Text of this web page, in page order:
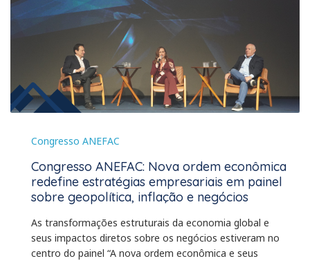
Congresso ANEFAC
Congresso ANEFAC: Nova ordem econômica
redefine estratégias empresariais em painel
sobre geopolítica, inflação e negócios
As transformações estruturais da economia global e
seus impactos diretos sobre os negócios estiveram no
centro do painel “A nova ordem econômica e seus